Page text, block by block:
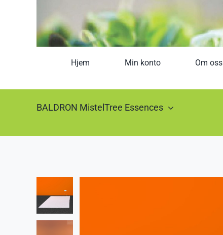
Hjem Min konto Om oss
BALDRON MistelTree Essences